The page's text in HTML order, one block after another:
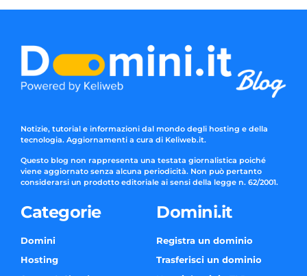
Notizie, tutorial e informazioni dal mondo degli hosting e della
tecnologia. Aggiornamenti a cura di Keliweb.it.
Questo blog non rappresenta una testata giornalistica poiché
viene aggiornato senza alcuna periodicità. Non può pertanto
considerarsi un prodotto editoriale ai sensi della legge n. 62/2001.
Categorie
Domini
Hosting
Domini.it
Registra un dominio
Trasferisci un dominio